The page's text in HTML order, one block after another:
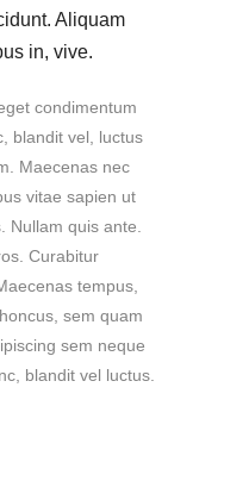
Aliquam
in, vive.
condimentum
blandit vel, luctus
Maecenas nec
vitae sapien ut
Nullam quis ante.
Curabitur
tempus,
sem quam
sem neque
blandit vel luctus.